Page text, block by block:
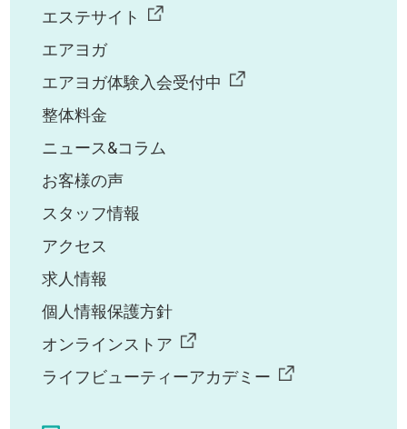
エステサイト
エアヨガ
エアヨガ体験入会受付中
整体料金
ニュース&コラム
お客様の声
スタッフ情報
アクセス
求人情報
個人情報保護方針
オンラインストア
ライフビューティーアカデミー